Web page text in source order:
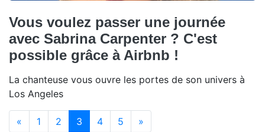
Vous voulez passer une journée
avec Sabrina Carpenter ? C'est
possible grâce à Airbnb !
La chanteuse vous ouvre les portes de son univers à
Los Angeles
« 1 2 3 (current)
4 5 »